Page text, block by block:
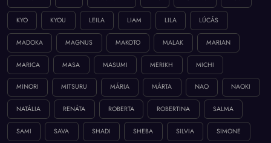
KYO KYOU LEILA LIAM LILA LÚCÁS
MADOKA MAGNUS MAKOTO MALAK MARIAN
MARICA MASA MASUMI MERIKH MICHI
MINORI MITSURU MÁRIA MÁRTA NAO NAOKI
NATÁLIA RENÁTA ROBERTA ROBERTINA SALMA
SAMI SAVA SHADI SHEBA SILVIA SIMONE